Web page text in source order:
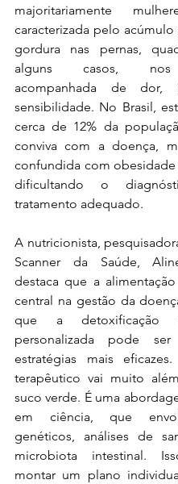
majoritariamente
caracterizada pelo acúmulo
gordura nas pernas,
alguns casos, nos
acompanhada de dor,
sensibilidade. No Brasil,
cerca de 12% da
conviva com a doença,
confundida com
dificultando o
tratamento adequado.
A nutricionista,
Scanner da Saúde,
destaca que a
central na gestão da
que a detoxificação
personalizada pode
estratégias mais
terapêutico vai muito
suco verde. É uma
em ciência, que
genéticos, análises de
microbiota intestinal.
montar um plano